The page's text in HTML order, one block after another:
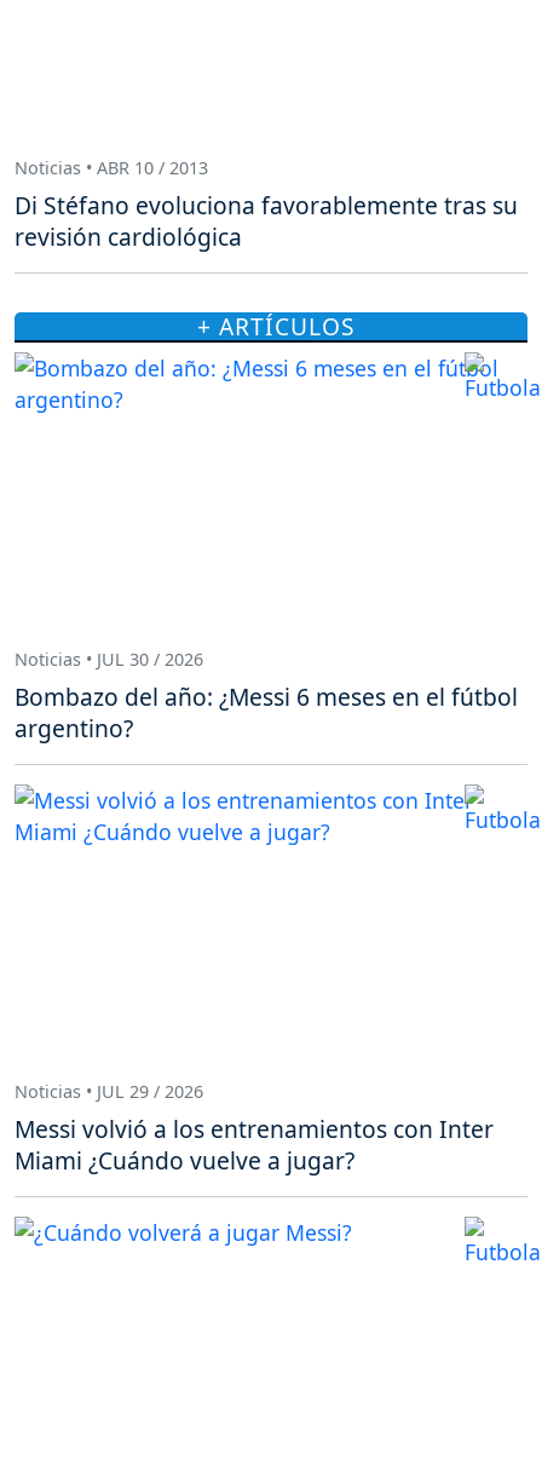
Noticias • ABR 10 / 2013
Di Stéfano evoluciona favorablemente tras su
revisión cardiológica
+ ARTÍCULOS
Noticias • JUL 30 / 2026
Bombazo del año: ¿Messi 6 meses en el fútbol
argentino?
Noticias • JUL 29 / 2026
Messi volvió a los entrenamientos con Inter
Miami ¿Cuándo vuelve a jugar?